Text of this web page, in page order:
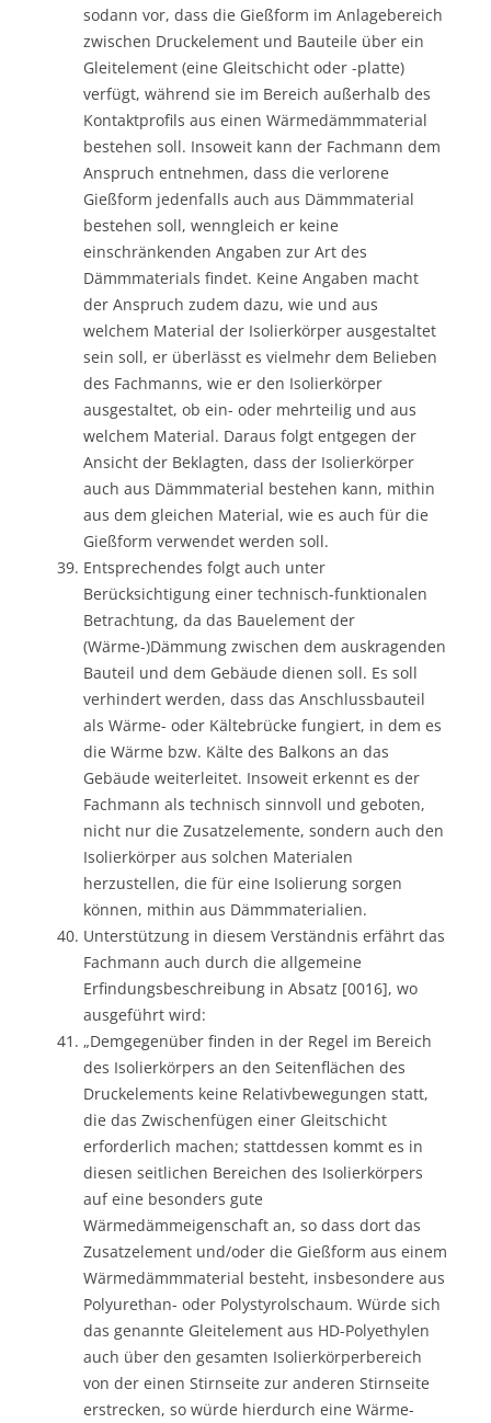
sodann vor, dass die Gießform im Anlagebereich
zwischen Druckelement und Bauteile über ein
Gleitelement (eine Gleitschicht oder -platte)
verfügt, während sie im Bereich außerhalb des
Kontaktprofils aus einen Wärmedämmmaterial
bestehen soll. Insoweit kann der Fachmann dem
Anspruch entnehmen, dass die verlorene
Gießform jedenfalls auch aus Dämmmaterial
bestehen soll, wenngleich er keine
einschränkenden Angaben zur Art des
Dämmmaterials findet. Keine Angaben macht
der Anspruch zudem dazu, wie und aus
welchem Material der Isolierkörper ausgestaltet
sein soll, er überlässt es vielmehr dem Belieben
des Fachmanns, wie er den Isolierkörper
ausgestaltet, ob ein- oder mehrteilig und aus
welchem Material. Daraus folgt entgegen der
Ansicht der Beklagten, dass der Isolierkörper
auch aus Dämmmaterial bestehen kann, mithin
aus dem gleichen Material, wie es auch für die
Gießform verwendet werden soll.
Entsprechendes folgt auch unter
Berücksichtigung einer technisch-funktionalen
Betrachtung, da das Bauelement der
(Wärme-)Dämmung zwischen dem auskragenden
Bauteil und dem Gebäude dienen soll. Es soll
verhindert werden, dass das Anschlussbauteil
als Wärme- oder Kältebrücke fungiert, in dem es
die Wärme bzw. Kälte des Balkons an das
Gebäude weiterleitet. Insoweit erkennt es der
Fachmann als technisch sinnvoll und geboten,
nicht nur die Zusatzelemente, sondern auch den
Isolierkörper aus solchen Materialen
herzustellen, die für eine Isolierung sorgen
können, mithin aus Dämmmaterialien.
Unterstützung in diesem Verständnis erfährt das
Fachmann auch durch die allgemeine
Erfindungsbeschreibung in Absatz [0016], wo
ausgeführt wird:
„Demgegenüber finden in der Regel im Bereich
des Isolierkörpers an den Seitenflächen des
Druckelements keine Relativbewegungen statt,
die das Zwischenfügen einer Gleitschicht
erforderlich machen; stattdessen kommt es in
diesen seitlichen Bereichen des Isolierkörpers
auf eine besonders gute
Wärmedämmeigenschaft an, so dass dort das
Zusatzelement und/oder die Gießform aus einem
Wärmedämmmaterial besteht, insbesondere aus
Polyurethan- oder Polystyrolschaum. Würde sich
das genannte Gleitelement aus HD-Polyethylen
auch über den gesamten Isolierkörperbereich
von der einen Stirnseite zur anderen Stirnseite
erstrecken, so würde hierdurch eine Wärme-